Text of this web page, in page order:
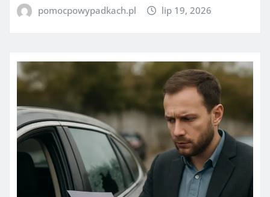
pomocpowypadkach.pl lip 19, 2026